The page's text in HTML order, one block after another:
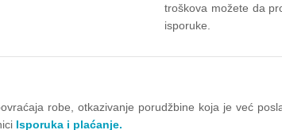
troškova možete da
isporuke.
robe, otkazivanje porudžbine koja je već
Isporuka i plaćanje.